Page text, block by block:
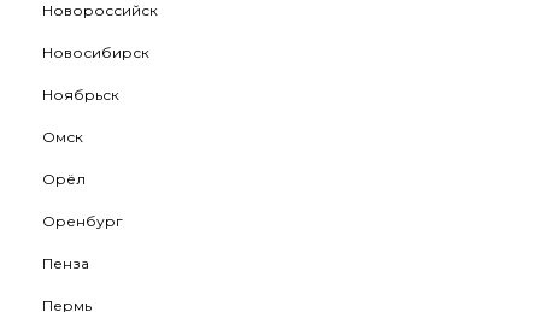
Новороссийск
Новосибирск
Ноябрьск
Омск
Орёл
Оренбург
Пенза
Пермь